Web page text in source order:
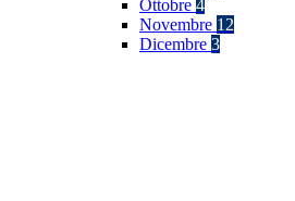
Ottobre 4
Novembre 12
Dicembre 3